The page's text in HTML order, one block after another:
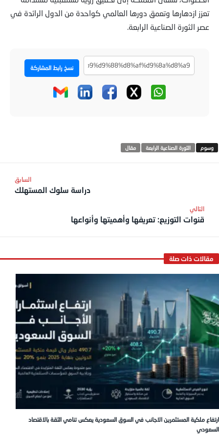
تعزز ازدهارها وتعمق دورها العالمي كواحدة من الدول الرائدة في
عصر الثورة الصناعية الرابعة.
نسخ رابط المشاركة
الثورة الصناعية الرابعة مقال
دراسة سلوك المستهلك
قنوات التوزيع: تعريفها وأهميتها وأنواعها
ارتفاع ملكية المستثمرين الاجانب في السوق السعودية يعكس تنامي الثقة بالاقتصاد
السعودي